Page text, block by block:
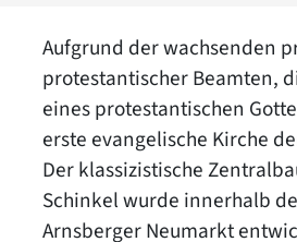
Aufgrund der wachsenden
protestantischer Beamten,
eines protestantischen
erste evangelische Kirche
Der klassizistische
Schinkel wurde innerhalb
Arnsberger Neumarkt